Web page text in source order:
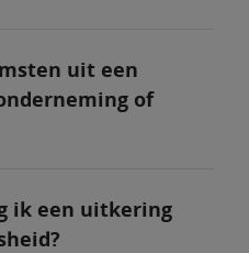
uit een
of
ik een uitkering